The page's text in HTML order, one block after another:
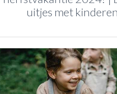
uitjes met kinderen